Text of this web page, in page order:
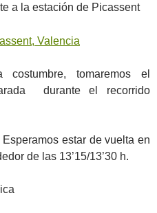
a la estación de Picassent
costumbre, tomaremos el
durante el recorrido
Esperamos estar de vuelta en
de las 13’15/13’30 h.